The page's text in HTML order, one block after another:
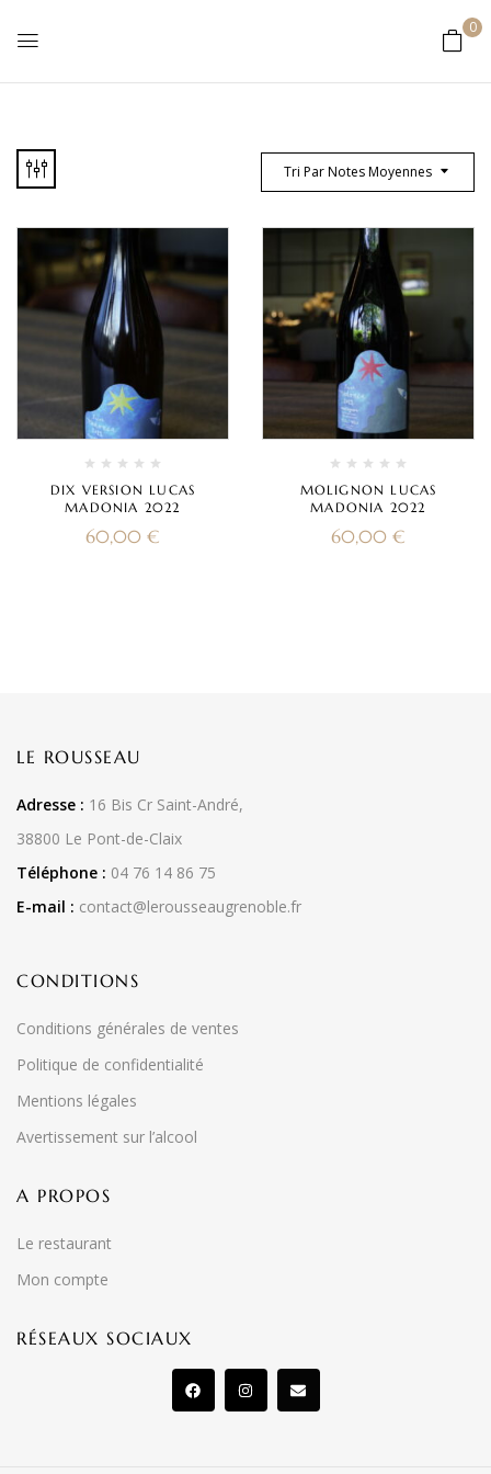
0
Tri Par Notes Moyennes
DIX VERSION LUCAS
MADONIA 2022
60,00 €
MOLIGNON LUCAS
MADONIA 2022
60,00 €
LE ROUSSEAU
Adresse : 16 Bis Cr Saint-André,
38800 Le Pont-de-Claix
Téléphone : 04 76 14 86 75
E-mail : contact@lerousseaugrenoble.fr
CONDITIONS
Conditions générales de ventes
Politique de confidentialité
Mentions légales
Avertissement sur l’alcool
A PROPOS
Le restaurant
Mon compte
RÉSEAUX SOCIAUX